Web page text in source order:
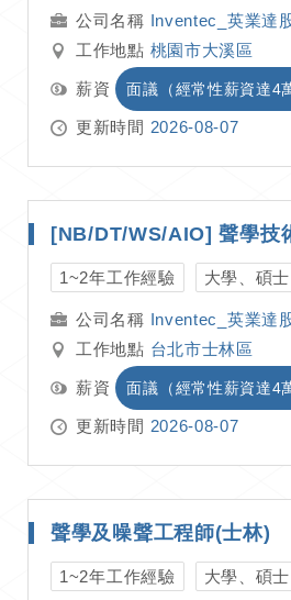
Inventec_英業達
工作地點 桃園市大溪區
薪資 面議（經常性薪資達4
更新時間 2026-08-07
[NB/DT/WS/AIO] 聲學技
1~2年工作經驗 大學、碩
Inventec_英業達
工作地點 台北市士林區
薪資 面議（經常性薪資達4
更新時間 2026-08-07
聲學及噪聲工程師(士林)
1~2年工作經驗 大學、碩士